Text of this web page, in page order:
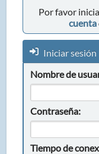
Por favor
cuenta
Iniciar sesión
Nombre de
Contraseña:
Tiempo de